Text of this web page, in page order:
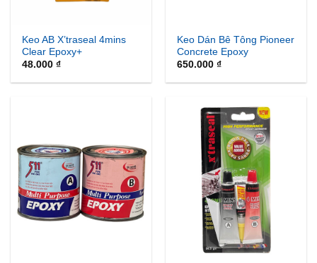
Keo AB X’traseal 4mins
Clear Epoxy+
48.000₫
Keo Dán Bê Tông Pioneer
Concrete Epoxy
650.000₫